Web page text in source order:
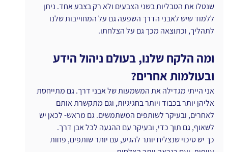
שנטלו את הטבליות בשני הצבעים ולא רק בצבע אחד. ניתן
ללמוד שיש לאבני הדרך השפעה גם על המחוייבות שלנו
לתהליך, וכתוצאה מכך גם על הצלחתו.
ומה הלקח שלנו, בעולם ניהול הידע
ובעולמות אחרים?
אני הייתי מגדילה את המשמעות של אבני דרך. גם מתייחסת
אליהן יותר בכבוד ויותר בחגיגיות, וגם מתקשרת אותם
לאחרים, ובעיקר לשותפים המשתמשים. גם מראש- לכאן יש
לשאוף, גם תוך כדי, ובעיקר עם ההגעה לכל אבן דרך.
כך יש סיכוי שנצליח יותר להגיע, עם יותר שותפים, פחות